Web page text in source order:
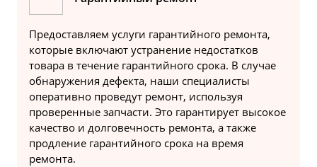
Предоставляем услуги гарантийного ремонта,
которые включают устранение недостатков
товара в течение гарантийного срока. В случае
обнаружения дефекта, наши специалисты
оперативно проведут ремонт, используя
проверенные запчасти. Это гарантирует высокое
качество и долговечность ремонта, а также
продление гарантийного срока на время
ремонта.